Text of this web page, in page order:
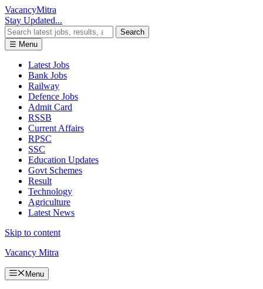
VacancyMitra
Stay Updated...
Search
☰ Menu
Latest Jobs
Bank Jobs
Railway
Defence Jobs
Admit Card
RSSB
Current Affairs
RPSC
SSC
Education Updates
Govt Schemes
Result
Technology
Agriculture
Latest News
Skip to content
Vacancy Mitra
Menu